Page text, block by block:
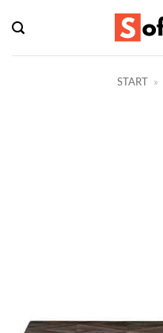
Inhalt
springen
START »